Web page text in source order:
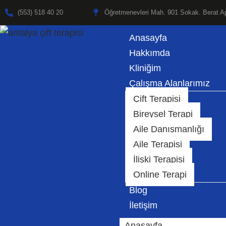
İçeriğe
(553) 518 40 20 Öğretmenevleri Mah. 901 Sokak. Berat
Anasayfa
Hakkımda
Kliniğim
Çalışma Alanlarımız
Çift Terapisi
Bireysel Terapi
Aile Danışmanlığı
Aile Terapisi
İlişki Terapisi
Online Terapi
Blog
İletişim